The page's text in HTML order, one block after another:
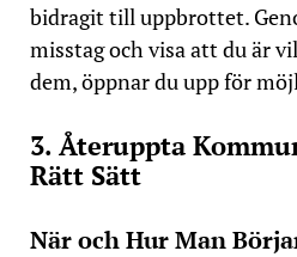
bidragit till uppbrottet.
misstag och visa att du är
dem, öppnar du upp för
3. Återuppta
Rätt Sätt
När och Hur Man